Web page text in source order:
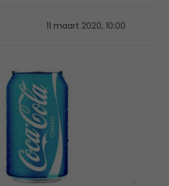
11 maart 2020, 10:00